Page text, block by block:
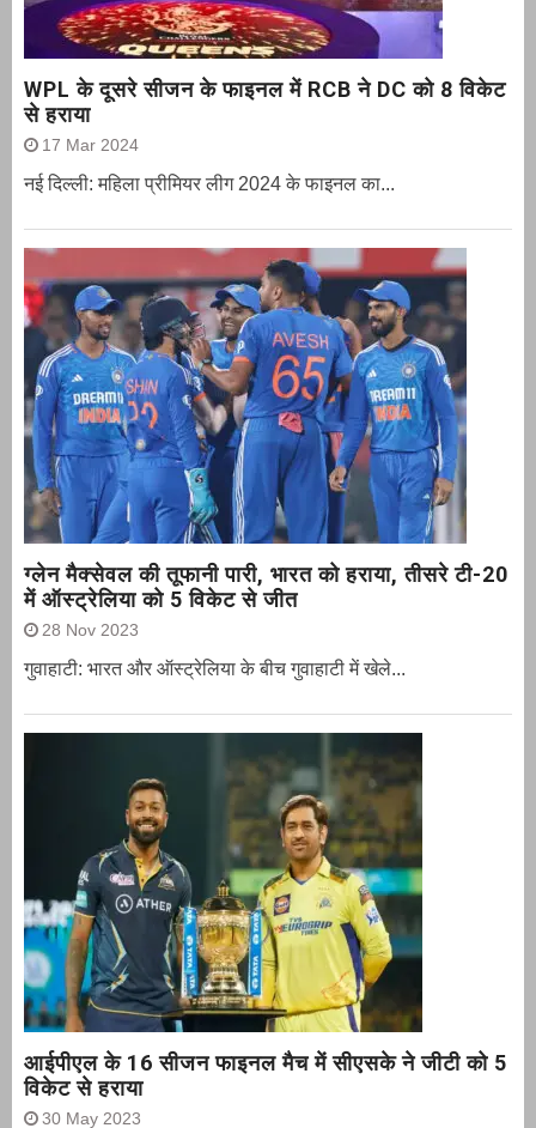
WPL के दूसरे सीजन के फाइनल में RCB ने DC को 8 विकेट
से हराया
17 Mar 2024
नई दिल्ली: महिला प्रीमियर लीग 2024 के फाइनल का...
ग्‍लेन मैक्‍सेवल की तूफानी पारी, भारत को हराया, तीसरे टी-20
में ऑस्ट्रेलिया को 5 विकेट से जीत
28 Nov 2023
गुवाहाटी: भारत और ऑस्‍ट्रेलिया के बीच गुवाहाटी में खेले...
आईपीएल के 16 सीजन फाइनल मैच में सीएसके ने जीटी को 5
विकेट से हराया
30 May 2023